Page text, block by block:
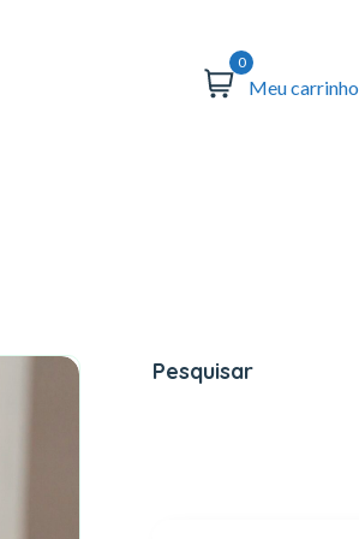
0
Meu carrinho
Pesquisar